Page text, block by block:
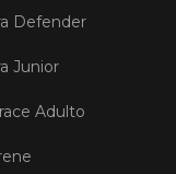
Defender
Junior
Adulto